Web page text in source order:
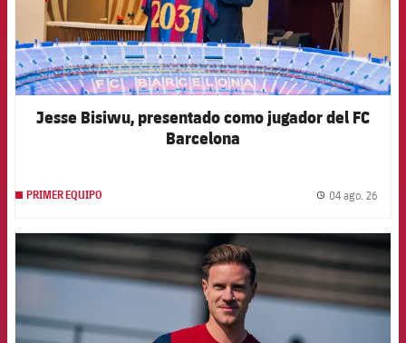
Jesse Bisiwu, presentado como jugador del FC
Barcelona
PRIMER EQUIPO 04 ago. 26
FCB Barcelona badge